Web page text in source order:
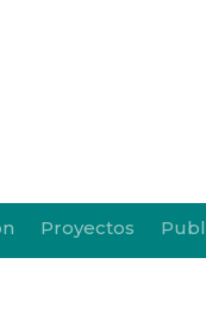
Proyectos